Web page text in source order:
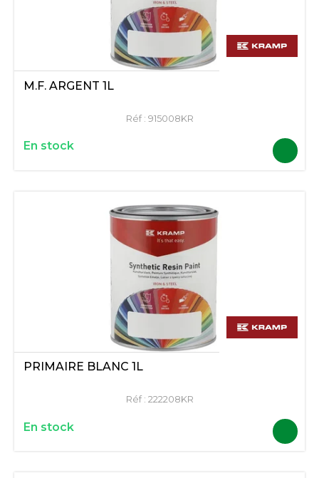
M.F. ARGENT 1L
Réf : 915008KR
En stock
PRIMAIRE BLANC 1L
Réf : 222208KR
En stock